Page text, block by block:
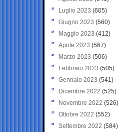
Luglio 2023 (605)
Giugno 2023 (560)
Maggio 2023 (412)
Aprile 2023 (567)
Marzo 2023 (506)
Febbraio 2023 (505)
Gennaio 2023 (541)
Dicembre 2022 (525)
Novembre 2022 (526)
Ottobre 2022 (552)
Settembre 2022 (584)